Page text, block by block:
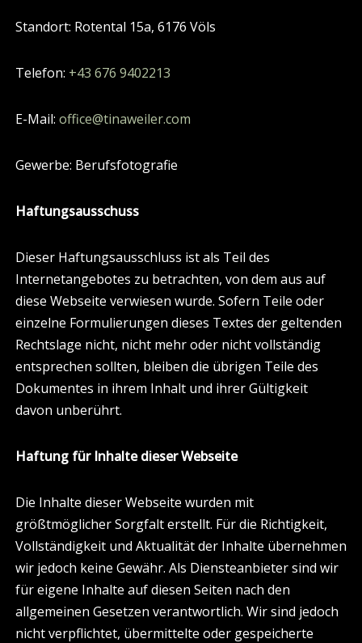
Standort: Rotental 15a, 6176 Völs
Telefon: +43 676 9402213
E-Mail: office@tinaweiler.com
Gewerbe: Berufsfotografie
Haftungsausschuss
Dieser Haftungsausschluss ist als Teil des
Internetangebotes zu betrachten, von dem aus auf
diese Webseite verwiesen wurde. Sofern Teile oder
einzelne Formulierungen dieses Textes der geltenden
Rechtslage nicht, nicht mehr oder nicht vollständig
entsprechen sollten, bleiben die übrigen Teile des
Dokumentes in ihrem Inhalt und ihrer Gültigkeit
davon unberührt.
Haftung für Inhalte dieser Webseite
Die Inhalte dieser Webseite wurden mit
größtmöglicher Sorgfalt erstellt. Für die Richtigkeit,
Vollständigkeit und Aktualität der Inhalte übernehmen
wir jedoch keine Gewähr. Als Diensteanbieter sind wir
für eigene Inhalte auf diesen Seiten nach den
allgemeinen Gesetzen verantwortlich. Wir sind jedoch
nicht verpflichtet, übermittelte oder gespeicherte